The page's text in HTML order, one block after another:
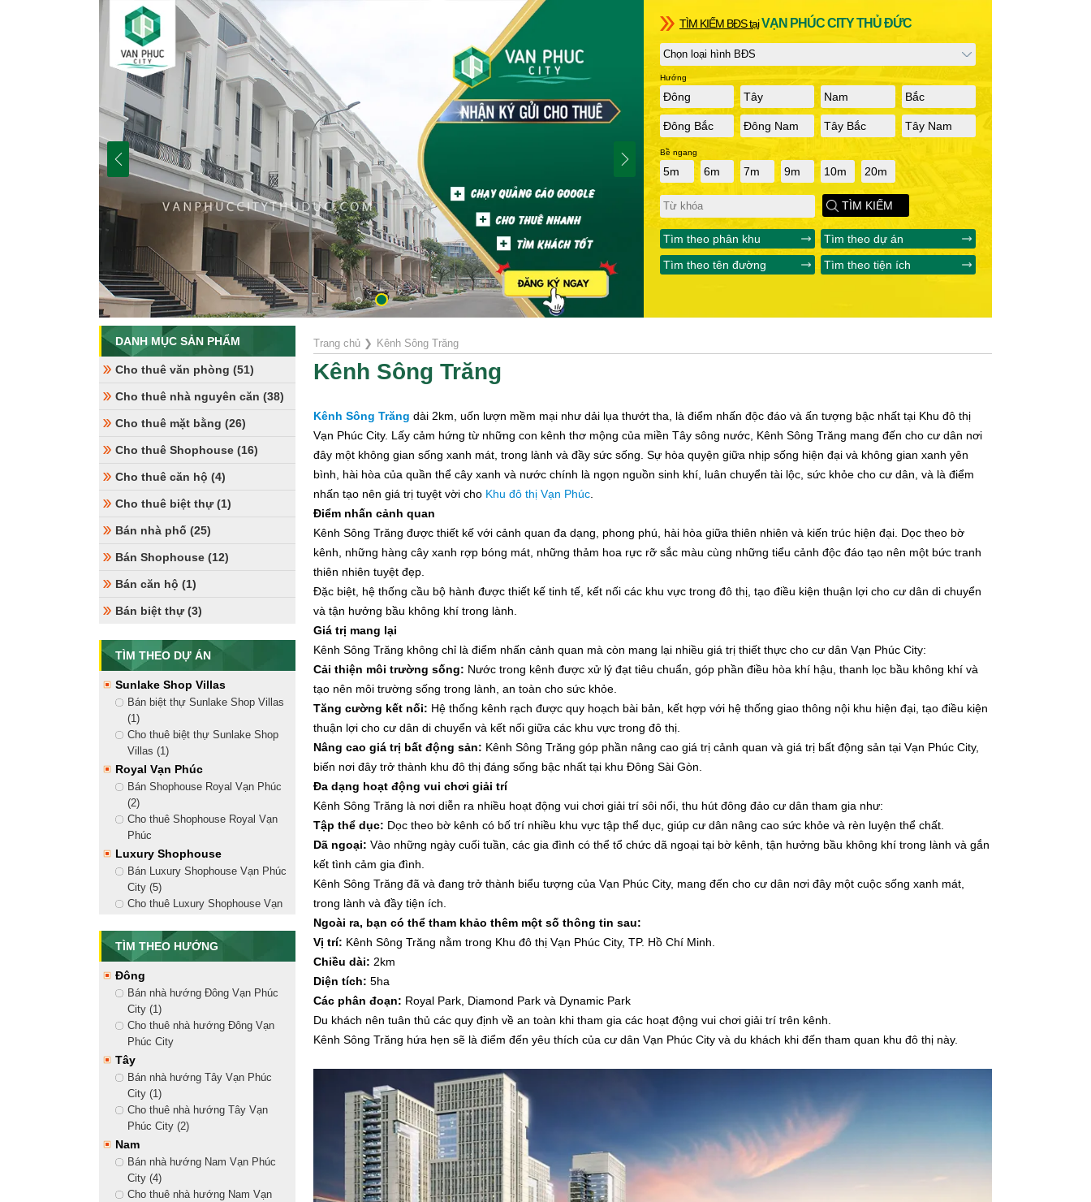
TÌM KIẾM BĐS tạiVẠN PHÚC CITY THỦ ĐỨC
Hướng
Đông Tây Nam Bắc
Đông Bắc Đông Nam Tây Bắc Tây Nam
Bề ngang
5m 6m 7m 9m 10m 20m
TÌM KIẾM
Tìm theo phân khu
Tìm theo dự án
Tìm theo tên đường
Tìm theo tiện ích
Trang chủ ❯ Kênh Sông Trăng
Kênh Sông Trăng
Kênh Sông Trăng dài 2km, uốn lượn mềm mại như dải lụa thướt tha, là điểm nhấn độc đáo và ấn tượng bậc nhất tại Khu đô thị
Vạn Phúc City. Lấy cảm hứng từ những con kênh thơ mộng của miền Tây sông nước, Kênh Sông Trăng mang đến cho cư dân nơi
đây một không gian sống xanh mát, trong lành và đầy sức sống. Sự hòa quyện giữa nhịp sống hiện đại và không gian xanh yên
bình, hài hòa của quần thể cây xanh và nước chính là ngọn nguồn sinh khí, luân chuyển tài lộc, sức khỏe cho cư dân, và là điểm
nhấn tạo nên giá trị tuyệt vời cho Khu đô thị Vạn Phúc.
Điểm nhấn cảnh quan
Kênh Sông Trăng được thiết kế với cảnh quan đa dạng, phong phú, hài hòa giữa thiên nhiên và kiến trúc hiện đại. Dọc theo bờ
kênh, những hàng cây xanh rợp bóng mát, những thảm hoa rực rỡ sắc màu cùng những tiểu cảnh độc đáo tạo nên một bức tranh
thiên nhiên tuyệt đẹp.
Đặc biệt, hệ thống cầu bộ hành được thiết kế tinh tế, kết nối các khu vực trong đô thị, tạo điều kiện thuận lợi cho cư dân di chuyển
và tận hưởng bầu không khí trong lành.
Giá trị mang lại
Kênh Sông Trăng không chỉ là điểm nhấn cảnh quan mà còn mang lại nhiều giá trị thiết thực cho cư dân Vạn Phúc City:
Cải thiện môi trường sống: Nước trong kênh được xử lý đạt tiêu chuẩn, góp phần điều hòa khí hậu, thanh lọc bầu không khí và
tạo nên môi trường sống trong lành, an toàn cho sức khỏe.
Tăng cường kết nối: Hệ thống kênh rạch được quy hoạch bài bản, kết hợp với hệ thống giao thông nội khu hiện đại, tạo điều kiện
thuận lợi cho cư dân di chuyển và kết nối giữa các khu vực trong đô thị.
Nâng cao giá trị bất động sản: Kênh Sông Trăng góp phần nâng cao giá trị cảnh quan và giá trị bất động sản tại Vạn Phúc City,
biến nơi đây trở thành khu đô thị đáng sống bậc nhất tại khu Đông Sài Gòn.
Đa dạng hoạt động vui chơi giải trí
Kênh Sông Trăng là nơi diễn ra nhiều hoạt động vui chơi giải trí sôi nổi, thu hút đông đảo cư dân tham gia như:
Tập thể dục: Dọc theo bờ kênh có bố trí nhiều khu vực tập thể dục, giúp cư dân nâng cao sức khỏe và rèn luyện thể chất.
Dã ngoại: Vào những ngày cuối tuần, các gia đình có thể tổ chức dã ngoại tại bờ kênh, tận hưởng bầu không khí trong lành và gắn
kết tình cảm gia đình.
Kênh Sông Trăng đã và đang trở thành biểu tượng của Vạn Phúc City, mang đến cho cư dân nơi đây một cuộc sống xanh mát,
trong lành và đầy tiện ích.
Ngoài ra, bạn có thể tham khảo thêm một số thông tin sau:
Vị trí: Kênh Sông Trăng nằm trong Khu đô thị Vạn Phúc City, TP. Hồ Chí Minh.
Chiều dài: 2km
Diện tích: 5ha
Các phân đoạn: Royal Park, Diamond Park và Dynamic Park
Du khách nên tuân thủ các quy định về an toàn khi tham gia các hoạt động vui chơi giải trí trên kênh.
Kênh Sông Trăng hứa hẹn sẽ là điểm đến yêu thích của cư dân Vạn Phúc City và du khách khi đến tham quan khu đô thị này.
DANH MỤC SẢN PHẨM
Cho thuê văn phòng (51)
Cho thuê nhà nguyên căn (38)
Cho thuê mặt bằng (26)
Cho thuê Shophouse (16)
Cho thuê căn hộ (4)
Cho thuê biệt thự (1)
Bán nhà phố (25)
Bán Shophouse (12)
Bán căn hộ (1)
Bán biệt thự (3)
TÌM THEO DỰ ÁN
Sunlake Shop Villas
Bán biệt thự Sunlake Shop Villas
(1)
Cho thuê biệt thự Sunlake Shop
Villas (1)
Royal Vạn Phúc
Bán Shophouse Royal Vạn Phúc
(2)
Cho thuê Shophouse Royal Vạn
Phúc
Luxury Shophouse
Bán Luxury Shophouse Vạn Phúc
City (5)
Cho thuê Luxury Shophouse Vạn
Golden Shophouse
Bán Golden Shophouse Vạn Phúc
City (8)
Cho thuê Golden Shophouse Vạn
Phúc City (13)
Shophouse Nguyễn Thị Nhung
Bán Shophouse Nguyễn Thị
Nhung (2)
Cho thuê Shophouse Nguyễn Thị
Nhung (10)
Nhà Phố Vạn Phúc
Bán nhà phố liền kề (15)
Cho thuê nhà mặt tiền (41)
Căn Hộ Vạn Phúc City
Bán căn hộ Vạn Phúc City (1)
Cho thuê căn hộ Vạn Phúc City
TÌM THEO HƯỚNG
Đông
Bán nhà hướng Đông Vạn Phúc
City (1)
Cho thuê nhà hướng Đông Vạn
Phúc City
Tây
Bán nhà hướng Tây Vạn Phúc
City (1)
Cho thuê nhà hướng Tây Vạn
Phúc City (2)
Nam
Bán nhà hướng Nam Vạn Phúc
City (4)
Cho thuê nhà hướng Nam Vạn